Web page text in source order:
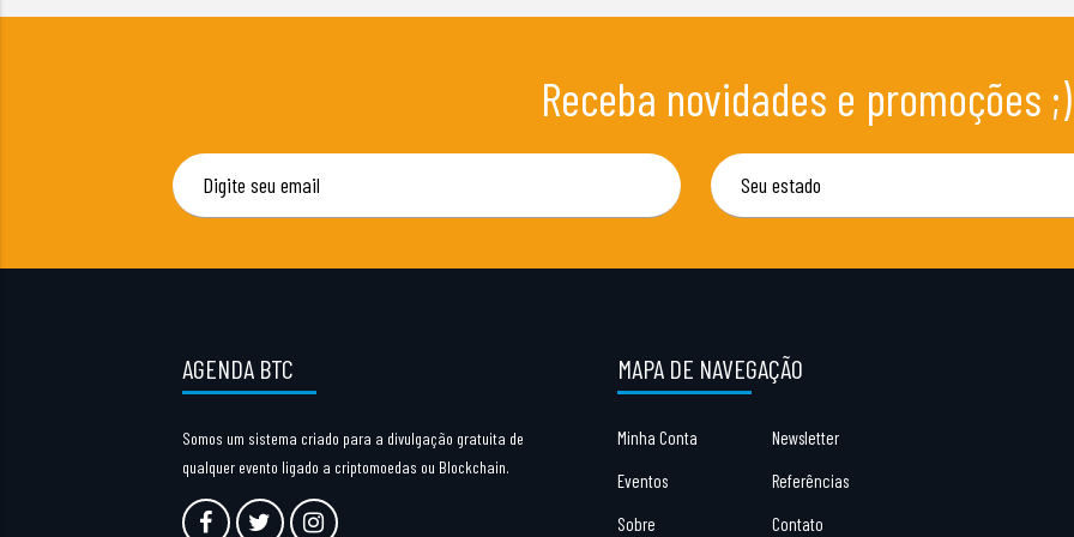
Receba novidades e promoções ;)
AGENDA BTC
Somos um sistema criado para a divulgação gratuita de
qualquer evento ligado a criptomoedas ou Blockchain.
MAPA DE NAVEGAÇÃO
Minha Conta
Newsletter
Eventos
Referências
Sobre
Contato